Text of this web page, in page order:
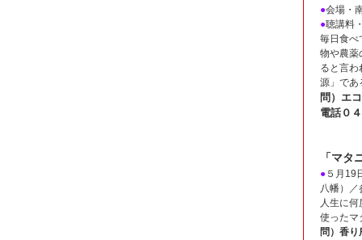
●会場・
●聴講料
毎日食べ
物や農薬
ると言わ
源」であ
問）エ
電話０
「マ
● ５月19
八幡）／
人生に
使ったマ
問）香り